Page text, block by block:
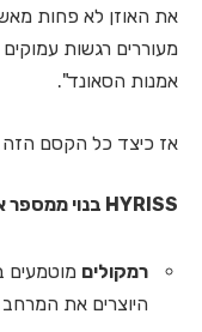
את האוזן לא פחות
מעוררים רגשות עמוקים
אמנות הסאונד".
אז כיצד כל הקסם הזה
HYRISS בנוי ממספר אלמנטים
רמקולים מוטמעים
היוצרים את